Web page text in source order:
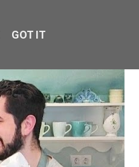
GOT IT